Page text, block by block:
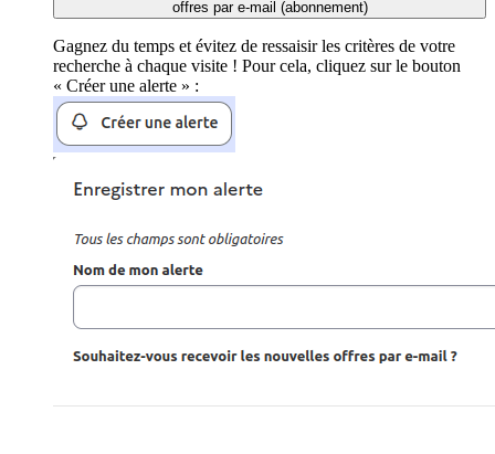
offres par e-mail (abonnement)
Gagnez du temps et évitez de ressaisir les critères de votre
recherche à chaque visite ! Pour cela, cliquez sur le bouton
« Créer une alerte » :